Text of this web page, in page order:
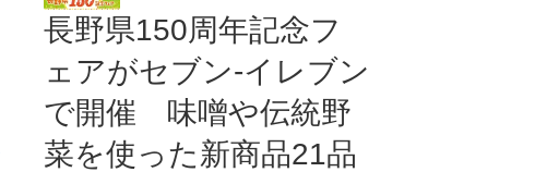
長野県150周年記念フ
ェアがセブン-イレブン
で開催 味噌や伝統野
菜を使った新商品21品